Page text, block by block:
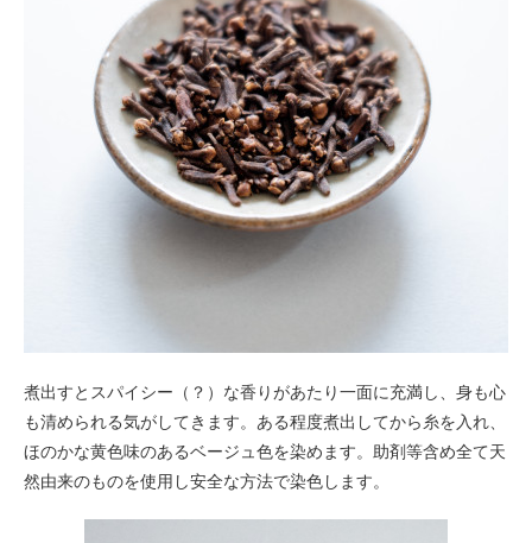
煮出すとスパイシー（？）な香りがあたり一面に充満し、身も心
も清められる気がしてきます。ある程度煮出してから糸を入れ、
ほのかな黄色味のあるベージュ色を染めます。助剤等含め全て天
然由来のものを使用し安全な方法で染色します。